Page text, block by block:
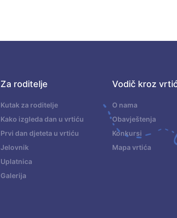
Za roditelje
Kutak za roditelje
Kako izgleda dan u vrtiću
Prvi dan djeteta u vrtiću
Jelovnik
Uplatnica
Galerija
Vodič kroz
O nama
Obavještenja
Konkursi
Mapa vrtića